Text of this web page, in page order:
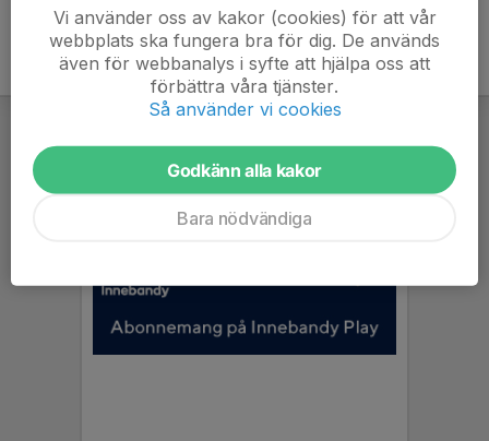
Vi använder oss av kakor (cookies) för att vår
webbplats ska fungera bra för dig. De används
även för webbanalys i syfte att hjälpa oss att
förbättra våra tjänster.
Så använder vi cookies
Godkänn alla kakor
Bara nödvändiga